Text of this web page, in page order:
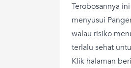
Terobosannya
menyusui
walau risiko
terlalu sehat
Klik halaman